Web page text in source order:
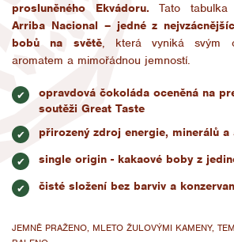
prosluněného Ekvádoru. Tato
Arriba Nacional – jedné z
bobů na světě, která vyniká svým
aromatem a mimořádnou jemností.
✔
opravdová čokoláda oceněná na
soutěži Great Taste
✔ přirozený zdroj energie, minerálů a
✔ single origin - kakaové boby z
✔ čisté složení bez barviv a
JEMNĚ PRAŽENO, MLETO ŽULOVÝMI KAMENY,